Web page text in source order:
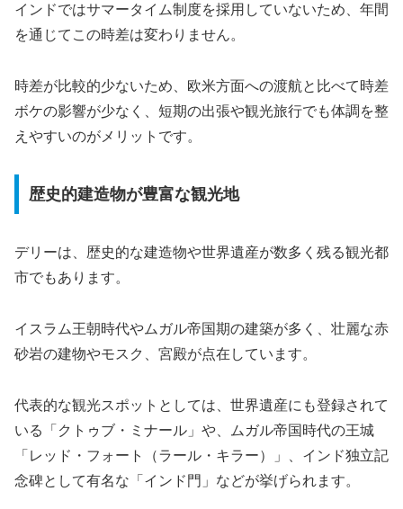
インドではサマータイム制度を採用していないため、年間
を通じてこの時差は変わりません。
時差が比較的少ないため、欧米方面への渡航と比べて時差
ボケの影響が少なく、短期の出張や観光旅行でも体調を整
えやすいのがメリットです。
歴史的建造物が豊富な観光地
デリーは、歴史的な建造物や世界遺産が数多く残る観光都
市でもあります。
イスラム王朝時代やムガル帝国期の建築が多く、壮麗な赤
砂岩の建物やモスク、宮殿が点在しています。
代表的な観光スポットとしては、世界遺産にも登録されて
いる「クトゥブ・ミナール」や、ムガル帝国時代の王城
「レッド・フォート（ラール・キラー）」、インド独立記
念碑として有名な「インド門」などが挙げられます。